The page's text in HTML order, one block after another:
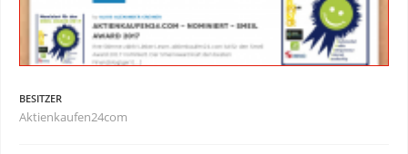
BESITZER
Aktienkaufen24com